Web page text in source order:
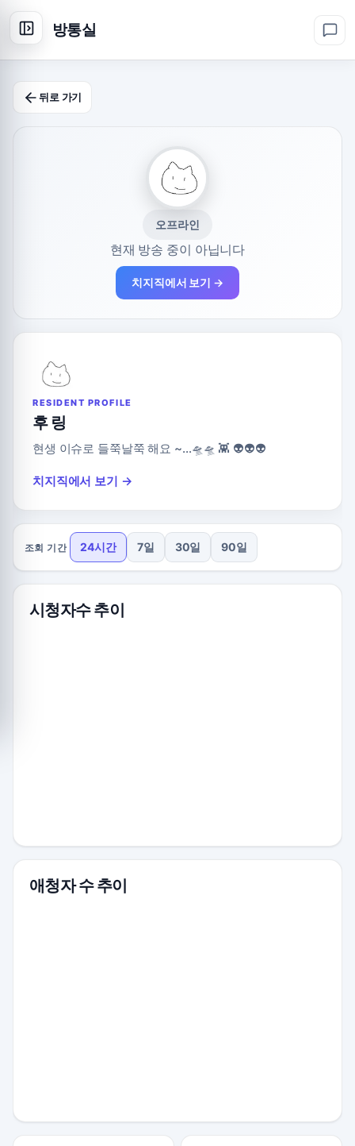
방통실
뒤로 가기
오프라인
현재 방송 중이 아닙니다
치지직에서 보기 →
RESIDENT PROFILE
후 링
현생 이슈로 들쭉날쭉 해요 ~…🛸🛸 👾 👽👽👽
치지직에서 보기 →
조회 기간 24시간 7일 30일 90일
시청자수 추이
애청자 수 추이